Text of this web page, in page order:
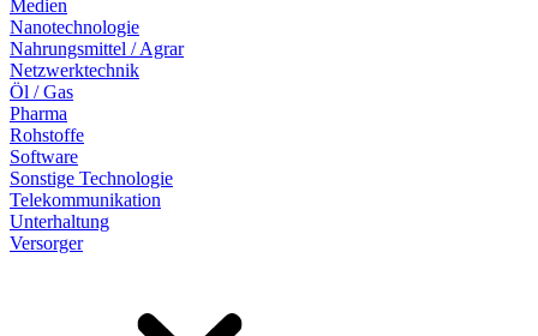
Medien
Nanotechnologie
Nahrungsmittel / Agrar
Netzwerktechnik
Öl / Gas
Pharma
Rohstoffe
Software
Sonstige Technologie
Telekommunikation
Unterhaltung
Versorger